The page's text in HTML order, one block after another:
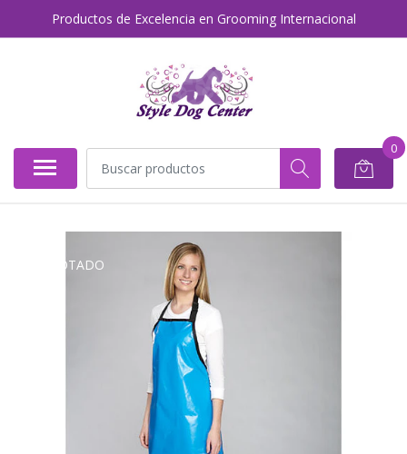
Productos de Excelencia en Grooming Internacional
0
AGOTADO